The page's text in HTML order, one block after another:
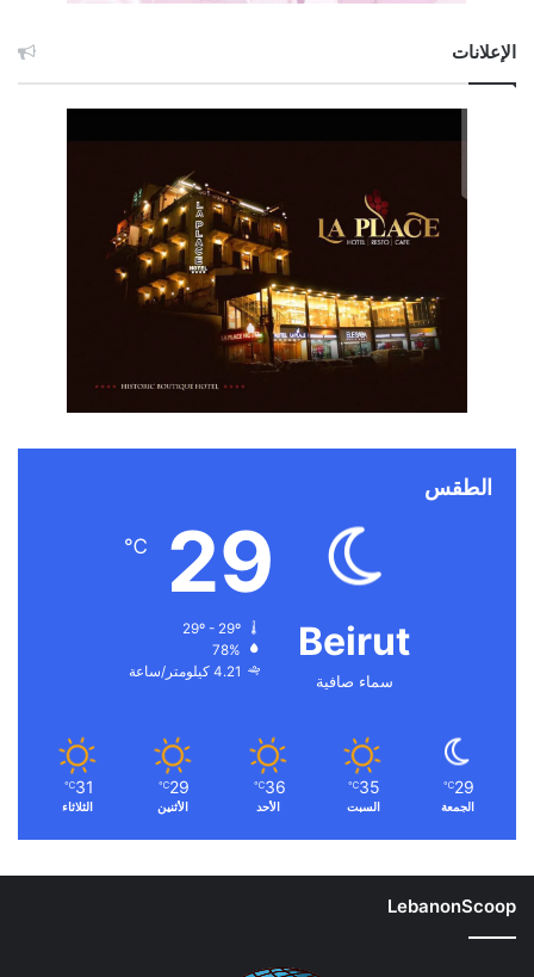
الإعلانات
الطقس
Beirut
سماء صافية
29
℃
78%
4.21 كيلومتر/ساعة
29
℃
الجمعة
35
℃
السبت
36
℃
الأحد
29
℃
الأثنين
31
℃
الثلاثاء
LebanonScoop